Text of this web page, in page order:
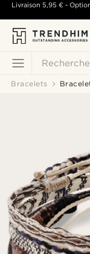
Livraison 5,95 €-
Bracelets